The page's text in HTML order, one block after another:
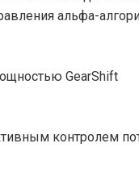
альфа-
GearShift
контролем